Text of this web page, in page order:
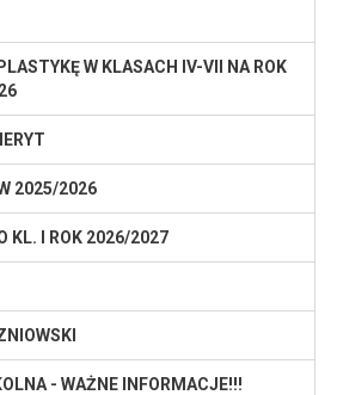
W KLASACH IV-VII NA ROK
2025/2026
KL. I ROK 2026/2027
- WAŻNE INFORMACJE!!!